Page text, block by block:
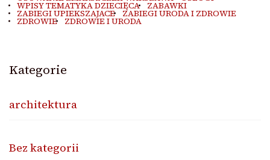
WPISY TEMATYKA DZIECIĘCA ZABAWKI
ZABIEGI UPIEKSZAJACE ZABIEGI URODA I ZDROWIE
ZDROWIE ZDROWIE I URODA
Kategorie
architektura
Bez kategorii